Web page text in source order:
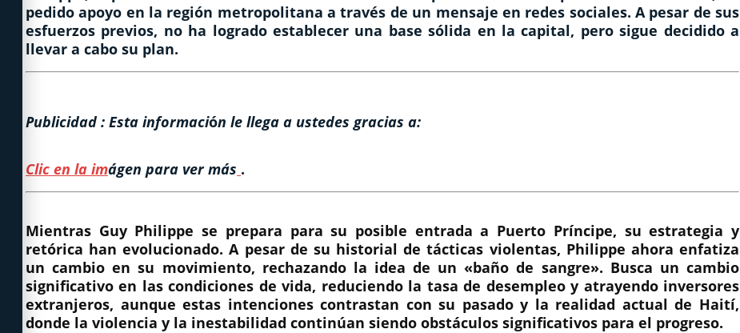
pedido apoyo en la región metropolitana a través de un mensaje en redes sociales. A pesar de sus
esfuerzos previos, no ha logrado establecer una base sólida en la capital, pero sigue decidido a
llevar a cabo su plan.
Publicidad : Esta información le llega a ustedes gracias a:
Clic en la imágen para ver más .
Mientras Guy Philippe se prepara para su posible entrada a Puerto Príncipe, su estrategia y
retórica han evolucionado. A pesar de su historial de tácticas violentas, Philippe ahora enfatiza
un cambio en su movimiento, rechazando la idea de un «baño de sangre». Busca un cambio
significativo en las condiciones de vida, reduciendo la tasa de desempleo y atrayendo inversores
extranjeros, aunque estas intenciones contrastan con su pasado y la realidad actual de Haití,
donde la violencia y la inestabilidad continúan siendo obstáculos significativos para el progreso.